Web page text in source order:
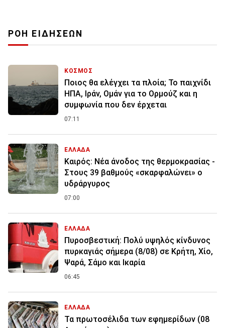
ΡΟΗ ΕΙΔΗΣΕΩΝ
ΚΟΣΜΟΣ
Ποιος θα ελέγχει τα πλοία; Το παιχνίδι
ΗΠΑ, Ιράν, Ομάν για το Ορμούζ και η
συμφωνία που δεν έρχεται
07:11
ΕΛΛΑΔΑ
Καιρός: Νέα άνοδος της θερμοκρασίας -
Στους 39 βαθμούς «σκαρφαλώνει» ο
υδράργυρος
07:00
ΕΛΛΑΔΑ
Πυροσβεστική: Πολύ υψηλός κίνδυνος
πυρκαγιάς σήμερα (8/08) σε Κρήτη, Χίο,
Ψαρά, Σάμο και Ικαρία
06:45
ΕΛΛΑΔΑ
Τα πρωτοσέλιδα των εφημερίδων (08